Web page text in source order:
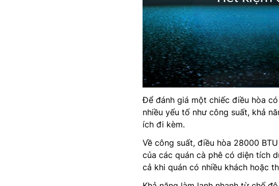
Để đánh giá một chiếc điều hòa
nhiều yếu tố như công suất, khả
ích đi kèm.
Về công suất, điều hòa 28000
của các quán cà phê có diện tích
cả khi quán có nhiều khách hoặc